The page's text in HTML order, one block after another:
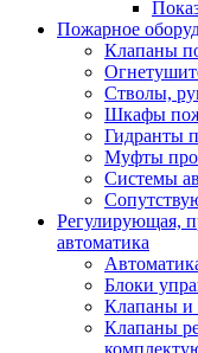
Пожарное
Клапаны
Стволы,
Шкафы
Гидранты
Муфты
Системы
Регулирующая,
автоматика
Блоки
Клапаны и
Клапаны